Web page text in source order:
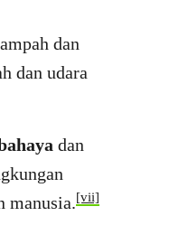
dan
dan udara
dan
manusia.[vii]